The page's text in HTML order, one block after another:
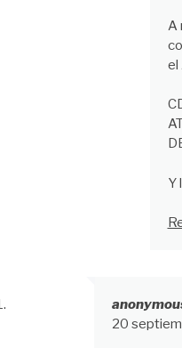
A
el
Y
20